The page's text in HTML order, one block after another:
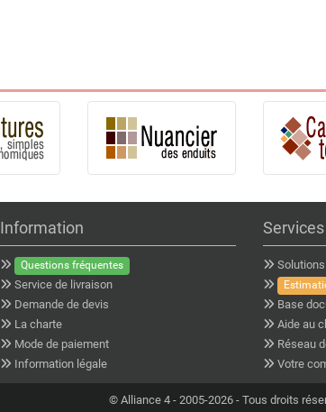
Information
Questions fréquentes
Service de livraison
Demande de devis
La charte
Mode de paiement
Information légale
Services
Base
Aide au
Réseau
Votre
© Alliance 4- 2005-2026 - Tous droits